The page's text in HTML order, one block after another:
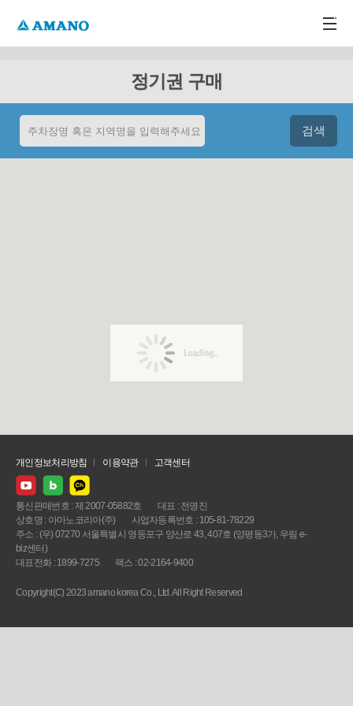
정기권 구매
개인정보처리방침 이용약관 고객센터
통신판매번호 : 제 2007-05882호
대표 : 전명진
상호명 : 아마노코리아(주)
사업자등록번호 : 105-81-78229
주소 : (우) 07270 서울특별시 영등포구 양산로 43, 407호 (양평동3가, 우림 e-
biz센터)
대표전화 : 1899-7275
팩스 : 02-2164-9400
Copyright(C) 2023 amano korea Co., Ltd. All Right Reserved